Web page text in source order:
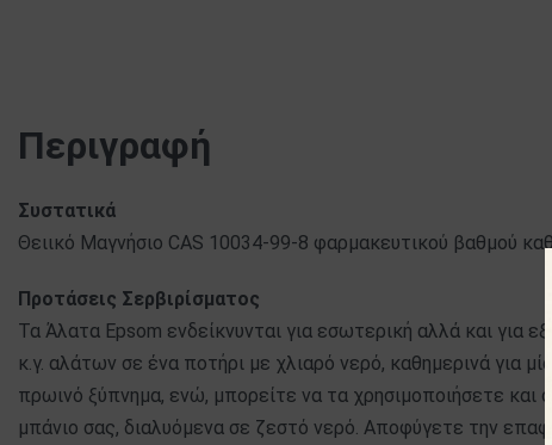
Περιγραφή
Συστατικά
Θειικό Μαγνήσιο CAS 10034-99-8 φαρμακευτικού βαθμού
Προτάσεις Σερβιρίσματος
Τα Άλατα Epsom ενδείκνυνται για εσωτερική αλλά και για
κ.γ. αλάτων σε ένα ποτήρι με χλιαρό νερό, καθημερινά για
πρωινό ξύπνημα, ενώ, μπορείτε να τα χρησιμοποιήσετε και
μπάνιο σας, διαλυόμενα σε ζεστό νερό. Αποφύγετε την